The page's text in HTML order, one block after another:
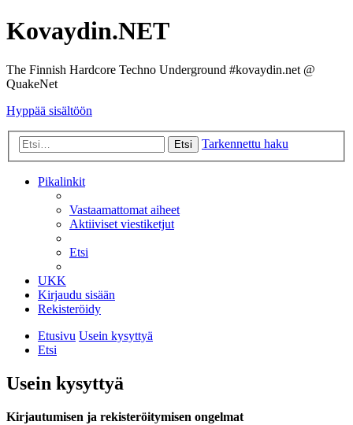
Kovaydin.NET
The Finnish Hardcore Techno Underground #kovaydin.net @
QuakeNet
Hyppää sisältöön
Etsi Tarkennettu haku
Pikalinkit
Vastaamattomat aiheet
Aktiiviset viestiketjut
Etsi
UKK
Kirjaudu sisään
Rekisteröidy
Etusivu Usein kysyttyä
Etsi
Usein kysyttyä
Kirjautumisen ja rekisteröitymisen ongelmat